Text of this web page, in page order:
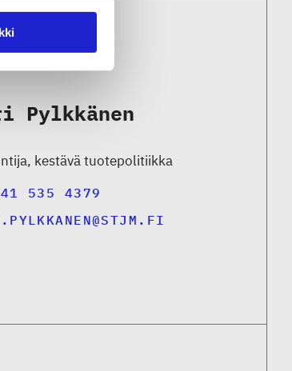
Pylkkänen
kestävä tuotepolitiikka
535 4379